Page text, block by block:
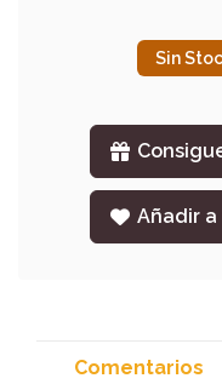
Sin
Añadir
Comentarios